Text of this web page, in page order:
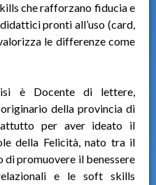
che rafforzano fiducia e
pronti all’uso (card,
le differenze come
è Docente di lettere,
della provincia di
per aver ideato il
della Felicità, nato tra il
di promuovere il benessere
e le soft skills